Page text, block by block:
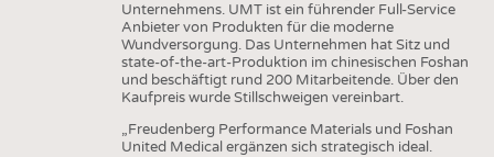
DAUNENCHECK
ADRESSEN & LINKS
TERMINE
BRANCHENTERMINE
Unternehmens. UMT ist ein führender Full-Service
Anbieter von Produkten für die moderne
Wundversorgung. Das Unternehmen hat Sitz und
state-of-the-art-Produktion im chinesischen Foshan
und beschäftigt rund 200 Mitarbeitende. Über den
Kaufpreis wurde Stillschweigen vereinbart.
„Freudenberg Performance Materials und Foshan
United Medical ergänzen sich strategisch ideal.